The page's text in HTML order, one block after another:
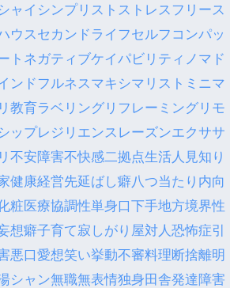
ャイ シンプリスト ストレスフリー ス
ウス セカンドライフセルフコンパッ
ト ネガティブケイパビリティ ノマド
ンドフルネス マキシマリスト ミニマ
教育ラベリング リフレーミング リモ
ップレジリエンス レーズンエクササ
不安障害不快感二拠点生活 人見知り
健康経営先延ばし癖八つ当たり 内向
粧医療協調性単身口下手地方境界性
想癖子育て寂しがり屋対人恐怖症引
悪口愛想笑い挙動不審料理断捨離明
シャン無職無表情独身田舎発達障害